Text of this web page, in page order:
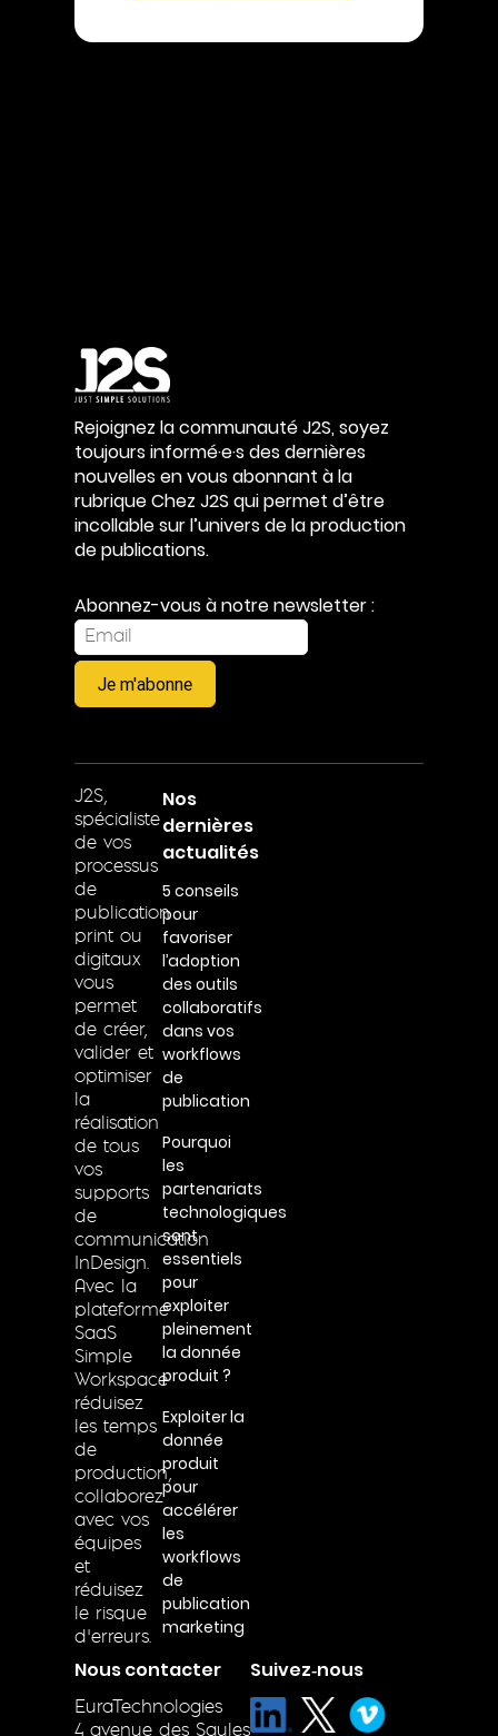
Rejoignez la communauté J2S, soyez
toujours informé·e·s des dernières
nouvelles en vous abonnant à la
rubrique Chez J2S qui permet d’être
incollable sur l’univers de la production
de publications.
Abonnez-vous à notre newsletter :
Je m'abonne
J2S,
spécialiste
de vos
processus
de
publication
print ou
digitaux
vous
permet
de créer,
valider et
optimiser
la
réalisation
de tous
vos
supports
de
communication
InDesign.
Avec la
plateforme
SaaS
Simple
Workspace
réduisez
les temps
de
production,
collaborez
avec vos
équipes
et
réduisez
le risque
d’erreurs.
Nos
dernières
actualités
5 conseils
pour
favoriser
l’adoption
des outils
collaboratifs
dans vos
workflows
de
publication
Pourquoi
les
partenariats
technologiques
sont
essentiels
pour
exploiter
pleinement
la donnée
produit ?
Exploiter la
donnée
produit
pour
accélérer
les
workflows
de
publication
marketing
Nous contacter
EuraTechnologies
4 avenue des Saules
Suivez‑nous